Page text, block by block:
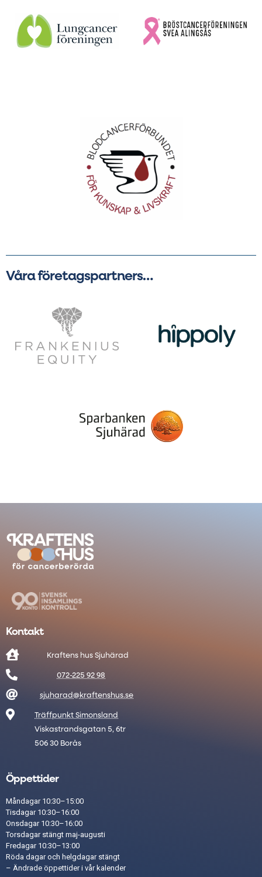
Våra företagspartners…
Kontakt
 Kraftens hus Sjuhärad
 072-225 92 98
 sjuharad@kraftenshus.se

Träffpunkt Simonsland
Viskastrandsgatan 5, 6tr
506 30 Borås
Öppettider
Måndagar 10:30–15:00
Tisdagar 10:30–16:00
Onsdagar 10:30–16:00
Torsdagar stängt maj-augusti
Fredagar 10:30–13:00
Röda dagar och helgdagar stängt​
– Ändrade öppettider i vår kalender